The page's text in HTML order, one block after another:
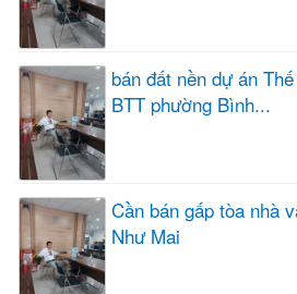
bán đất nền dự án
BTT phường Bình...
Cần bán gấp tòa nhà
Như Mai